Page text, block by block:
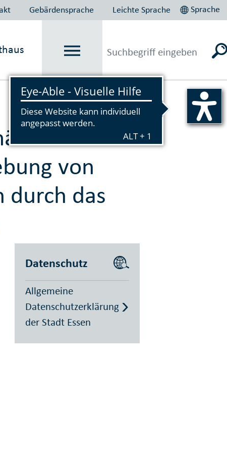
Gebärdensprache Leichte Sprache Sprache
Vorlesen
Artikel 13
von
durch das
Datenschutz
Allgemeine
Datenschutzerklärung
der Stadt Essen